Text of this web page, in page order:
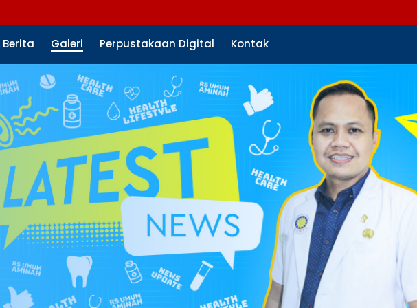
Berita Galeri Perpustakaan Digital Kontak